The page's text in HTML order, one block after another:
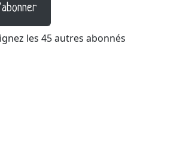
les 45 autres abonnés